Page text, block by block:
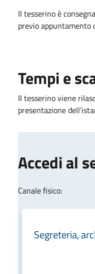
Il tesserino è
previo appuntamento
Tempi e
Il tesserino viene
presentazione
Accedi al
Canale fisico:
Segreteria,